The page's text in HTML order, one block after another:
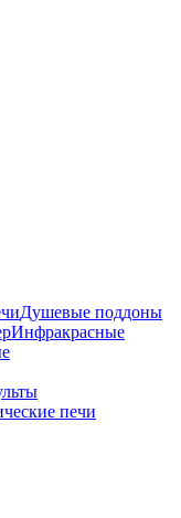
Душевые поддоны
Инфракрасные
печи